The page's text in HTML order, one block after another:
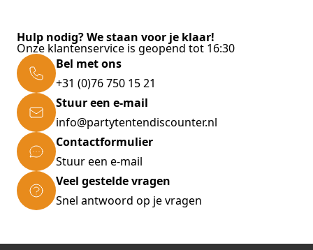
Hulp nodig? We staan voor je klaar!
Onze klantenservice is geopend tot 16:30
Bel met ons
+31 (0)76 750 15 21
Stuur een e-mail
info@partytentendiscounter.nl
Contactformulier
Stuur een e-mail
Veel gestelde vragen
Snel antwoord op je vragen